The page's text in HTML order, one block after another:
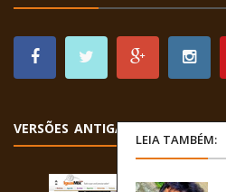
LEIA TAMBÉM:
VERSÕES ANTIGAS